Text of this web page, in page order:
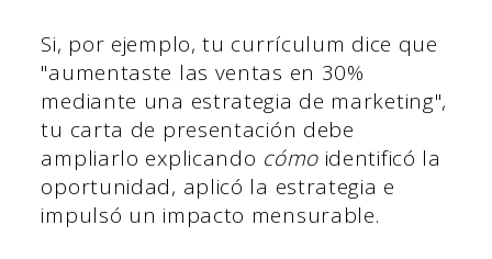
Si, por ejemplo, tu currículum dice que
"aumentaste las ventas en 30%
mediante una estrategia de marketing",
tu carta de presentación debe
ampliarlo explicando cómoidentificó la
oportunidad, aplicó la estrategia e
impulsó un impacto mensurable.